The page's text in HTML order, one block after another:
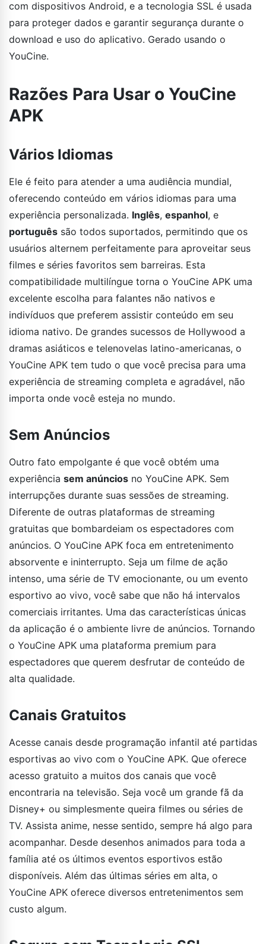
com dispositivos Android, e a tecnologia SSL é usada
para proteger dados e garantir segurança durante o
download e uso do aplicativo. Gerado usando o
YouCine.
Razões Para Usar o YouCine
APK
Vários Idiomas
Ele é feito para atender a uma audiência mundial,
oferecendo conteúdo em vários idiomas para uma
experiência personalizada. Inglês, espanhol, e
português são todos suportados, permitindo que os
usuários alternem perfeitamente para aproveitar seus
filmes e séries favoritos sem barreiras. Esta
compatibilidade multilíngue torna o YouCine APK uma
excelente escolha para falantes não nativos e
indivíduos que preferem assistir conteúdo em seu
idioma nativo. De grandes sucessos de Hollywood a
dramas asiáticos e telenovelas latino-americanas, o
YouCine APK tem tudo o que você precisa para uma
experiência de streaming completa e agradável, não
importa onde você esteja no mundo.
Sem Anúncios
Outro fato empolgante é que você obtém uma
experiência sem anúncios no YouCine APK. Sem
interrupções durante suas sessões de streaming.
Diferente de outras plataformas de streaming
gratuitas que bombardeiam os espectadores com
anúncios. O YouCine APK foca em entretenimento
absorvente e ininterrupto. Seja um filme de ação
intenso, uma série de TV emocionante, ou um evento
esportivo ao vivo, você sabe que não há intervalos
comerciais irritantes. Uma das características únicas
da aplicação é o ambiente livre de anúncios. Tornando
o YouCine APK uma plataforma premium para
espectadores que querem desfrutar de conteúdo de
alta qualidade.
Canais Gratuitos
Acesse canais desde programação infantil até partidas
esportivas ao vivo com o YouCine APK. Que oferece
acesso gratuito a muitos dos canais que você
encontraria na televisão. Seja você um grande fã da
Disney+ ou simplesmente queira filmes ou séries de
TV. Assista anime, nesse sentido, sempre há algo para
acompanhar. Desde desenhos animados para toda a
família até os últimos eventos esportivos estão
disponíveis. Além das últimas séries em alta, o
YouCine APK oferece diversos entretenimentos sem
custo algum.